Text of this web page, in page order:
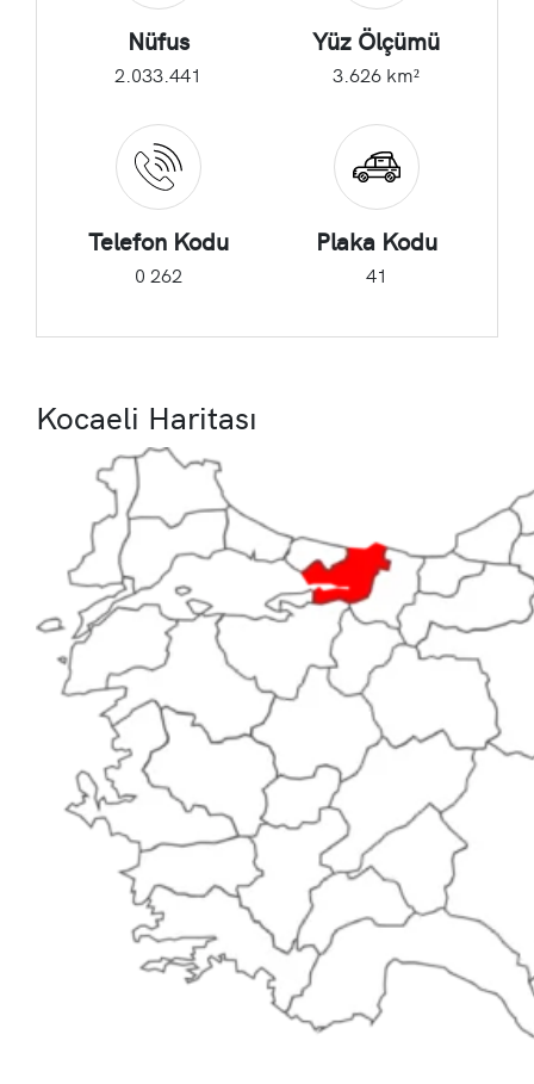
Nüfus
2.033.441
Yüz Ölçümü
3.626 km²
Telefon Kodu
0 262
Plaka Kodu
41
Kocaeli Haritası